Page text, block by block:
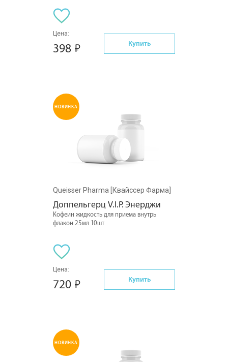
Цена:
398 Купить
НОВИНКА
Queisser Pharma [Квайссер Фарма]
Доппельгерц V.I.P. Энерджи
Кофеин жидкость для приема внутрь
флакон 25мл 10шт
Цена:
720 Купить
НОВИНКА